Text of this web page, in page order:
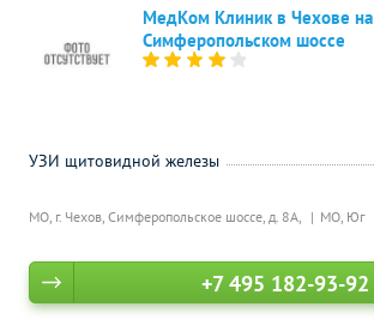
МедКом Клиник в Чехове на
Симферопольском шоссе
МО, г. Чехов, Симферопольское шоссе, д. 8А, МО, Юг
УЗИ щитовидной железы
+7 495 182-93-92